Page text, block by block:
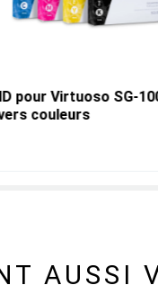
pour Virtuoso SG-
couleurs
AUSSI